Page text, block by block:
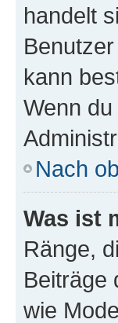
handelt
kann
Wenn
Nach
Was ist
Ränge,
Beiträge
wie